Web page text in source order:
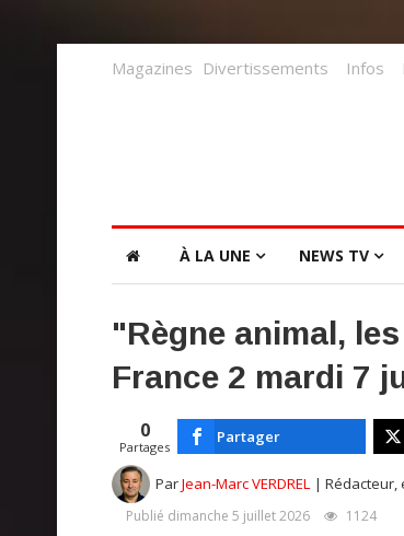
Magazines Divertissements Infos
À LA UNE NEWS TV
"Règne animal,
France 2 mardi 7
0
Partages
Partager
ParJean-Marc VERDREL | Rédacteur,
Publié dimanche 5 juillet 2026 1124